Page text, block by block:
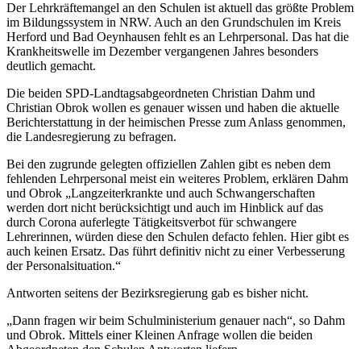
Der Lehrkräftemangel an den Schulen ist aktuell das größte Problem
im Bildungssystem in NRW. Auch an den Grundschulen im Kreis
Herford und Bad Oeynhausen fehlt es an Lehrpersonal. Das hat die
Krankheitswelle im Dezember vergangenen Jahres besonders
deutlich gemacht.
Die beiden SPD-Landtagsabgeordneten Christian Dahm und
Christian Obrok wollen es genauer wissen und haben die aktuelle
Berichterstattung in der heimischen Presse zum Anlass genommen,
die Landesregierung zu befragen.
Bei den zugrunde gelegten offiziellen Zahlen gibt es neben dem
fehlenden Lehrpersonal meist ein weiteres Problem, erklären Dahm
und Obrok „Langzeiterkrankte und auch Schwangerschaften
werden dort nicht berücksichtigt und auch im Hinblick auf das
durch Corona auferlegte Tätigkeitsverbot für schwangere
Lehrerinnen, würden diese den Schulen defacto fehlen. Hier gibt es
auch keinen Ersatz. Das führt definitiv nicht zu einer Verbesserung
der Personalsituation.“
Antworten seitens der Bezirksregierung gab es bisher nicht.
„Dann fragen wir beim Schulministerium genauer nach“, so Dahm
und Obrok. Mittels einer Kleinen Anfrage wollen die beiden